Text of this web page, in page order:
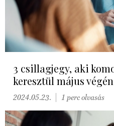
3 csillagjegy, aki
keresztül május végén
2024.05.23. 1 perc olvasás